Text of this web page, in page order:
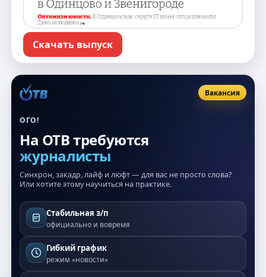
Скачать выпуск
Вакансия
ОГО!
На ОТВ требуются
журналисты
Синхрон, закадр, лайф и люфт — для вас не просто слова?
Или хотите этому научиться на практике.
Стабильная з/п
официально и вовремя
Гибкий график
режим «новости»